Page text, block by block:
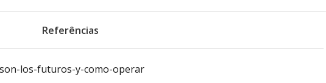
Referências
los-futuros-y-como-operar